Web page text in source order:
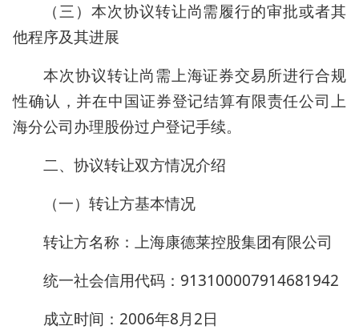
（三）本次协议转让尚需履行的审批或者其
他程序及其进展
本次协议转让尚需上海证券交易所进行合规
性确认，并在中国证券登记结算有限责任公司上
海分公司办理股份过户登记手续。
二、协议转让双方情况介绍
（一）转让方基本情况
转让方名称：上海康德莱控股集团有限公司
统一社会信用代码：913100007914681942
成立时间：2006年8月2日